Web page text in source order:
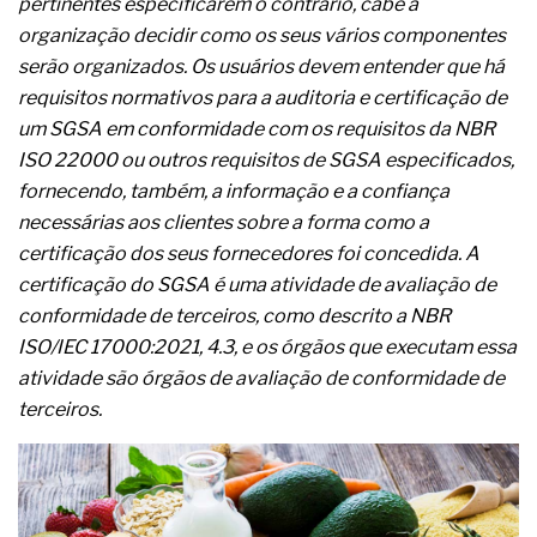
O desenvolvimento de indicadores nas atividades
de governança das organizações
O desenho industrial ganha espaço como
As variações dimensionais dos produtos de
materiais cimentícios com fibra de vidro
A próxima vantagem competitiva não está no
modelo de IA
complexa ficou ainda mais humana
organização decidir como os seus vários componentes
serão organizados. Os usuários devem entender que há
requisitos normativos para a auditoria e certificação de
um SGSA em conformidade com os requisitos da NBR
ISO 22000 ou outros requisitos de SGSA especificados,
fornecendo, também, a informação e a confiança
necessárias aos clientes sobre a forma como a
certificação dos seus fornecedores foi concedida. A
certificação do SGSA é uma atividade de avaliação de
conformidade de terceiros, como descrito a NBR
ISO/IEC 17000:2021, 4.3, e os órgãos que executam essa
atividade são órgãos de avaliação de conformidade de
terceiros.